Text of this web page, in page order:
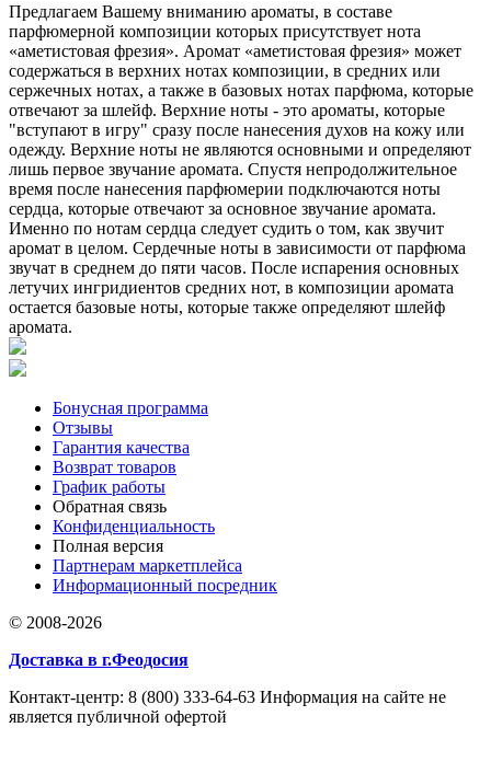
Предлагаем Вашему вниманию ароматы, в составе
парфюмерной композиции которых присутствует нота
«аметистовая фрезия». Аромат «аметистовая фрезия» может
содержаться в верхних нотах композиции, в средних или
сержечных нотах, а также в базовых нотах парфюма, которые
отвечают за шлейф. Верхние ноты - это ароматы, которые
"вступают в игру" сразу после нанесения духов на кожу или
одежду. Верхние ноты не являются основными и определяют
лишь первое звучание аромата. Спустя непродолжительное
время после нанесения парфюмерии подключаются ноты
сердца, которые отвечают за основное звучание аромата.
Именно по нотам сердца следует судить о том, как звучит
аромат в целом. Сердечные ноты в зависимости от парфюма
звучат в среднем до пяти часов. После испарения основных
летучих ингридиентов средних нот, в композиции аромата
остается базовые ноты, которые также определяют шлейф
аромата.
Бонусная программа
Отзывы
Гарантия качества
Возврат товаров
График работы
Обратная связь
Конфиденциальность
Полная версия
Партнерам маркетплейса
Информационный посредник
© 2008-2026
Доставка в г.Феодосия
Контакт-центр: 8 (800) 333-64-63 Информация на сайте не
является публичной офертой